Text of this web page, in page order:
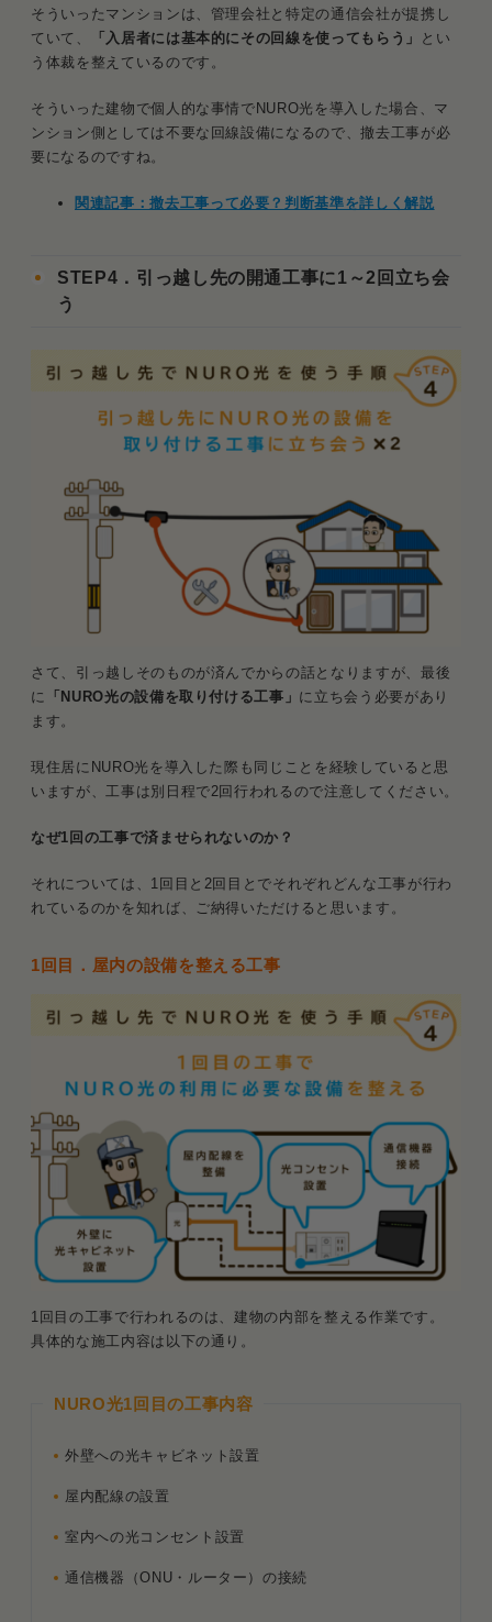
そういったマンションは、管理会社と特定の通信会社が提携し
ていて、
「入居者には基本的にその回線を使ってもらう」
とい
う体裁を整えているのです。
そういった建物で個人的な事情でNURO光を導入した場合、マ
ンション側としては不要な回線設備になるので、撤去工事が必
要になるのですね。
関連記事：撤去工事って必要？判断基準を詳しく解説
STEP4．引っ越し先の開通工事に1～2回立ち会
う
さて、引っ越しそのものが済んでからの話となりますが、最後
に
「NURO光の設備を取り付ける工事」 に立ち会う必要があり
ます。
現住居にNURO光を導入した際も同じことを経験していると思
いますが、工事は別日程で2回行われるので注意してください。
なぜ1回の工事で済ませられないのか？
それについては、1回目と2回目とでそれぞれどんな工事が行わ
れているのかを知れば、ご納得いただけると思います。
1回目．屋内の設備を整える工事
1回目の工事で行われるのは、建物の内部を整える作業です。
具体的な施工内容は以下の通り。
NURO光1回目の工事内容
外壁への光キャビネット設置
屋内配線の設置
室内への光コンセント設置
通信機器（ONU・ルーター）の接続